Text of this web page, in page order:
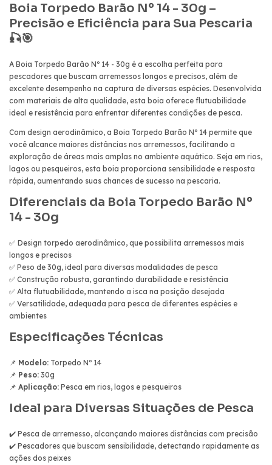
Boia Torpedo Barão Nº 14 - 30g –
Precisão e Eficiência para Sua Pescaria
🎣🎯
A Boia Torpedo Barão Nº 14 - 30g é a escolha perfeita para
pescadores que buscam arremessos longos e precisos, além de
excelente desempenho na captura de diversas espécies. Desenvolvida
com materiais de alta qualidade, esta boia oferece flutuabilidade
ideal e resistência para enfrentar diferentes condições de pesca.
Com design aerodinâmico, a Boia Torpedo Barão Nº 14 permite que
você alcance maiores distâncias nos arremessos, facilitando a
exploração de áreas mais amplas no ambiente aquático. Seja em rios,
lagos ou pesqueiros, esta boia proporciona sensibilidade e resposta
rápida, aumentando suas chances de sucesso na pescaria.
Diferenciais da Boia Torpedo Barão Nº
14 - 30g
✅ Design torpedo aerodinâmico, que possibilita arremessos mais
longos e precisos
✅ Peso de 30g, ideal para diversas modalidades de pesca
✅ Construção robusta, garantindo durabilidade e resistência
✅ Alta flutuabilidade, mantendo a isca na posição desejada
✅ Versatilidade, adequada para pesca de diferentes espécies e
ambientes
Especificações Técnicas
📌 Modelo: Torpedo Nº 14
📌 Peso: 30g
📌 Aplicação: Pesca em rios, lagos e pesqueiros
Ideal para Diversas Situações de Pesca
✔️ Pesca de arremesso, alcançando maiores distâncias com precisão
✔️ Pescadores que buscam sensibilidade, detectando rapidamente as
ações dos peixes